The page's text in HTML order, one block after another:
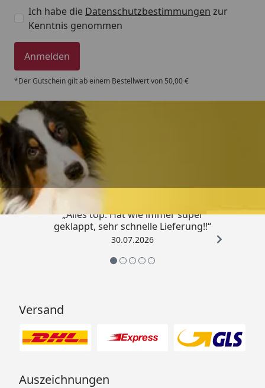
Ich habe die Datenschutzbestimmungen zur
Kenntnis genommen
Anmelden
*Der Gutschein gilt ab einem Bestellwert von 50,00 €
Trusted Shops
„Alles top. Hat wie immer super
geklappt, sehr schnelle Lieferung!!“
30.07.2026
Versand
Auszeichnungen